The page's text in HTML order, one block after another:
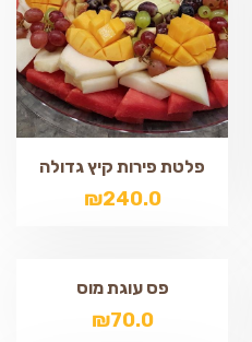
פלטת פירות קיץ גדולה
₪240.0
פס עוגת מוס
₪70.0